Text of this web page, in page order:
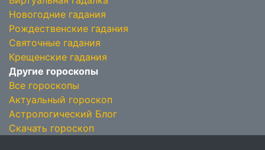
Новогодние гадания
Рождественские гадания
Святочные гадания
Крещенские гадания
Другие гороскопы
Все гороскопы
Актуальный гороскоп
Астрологический Блог
Скачать гороскоп